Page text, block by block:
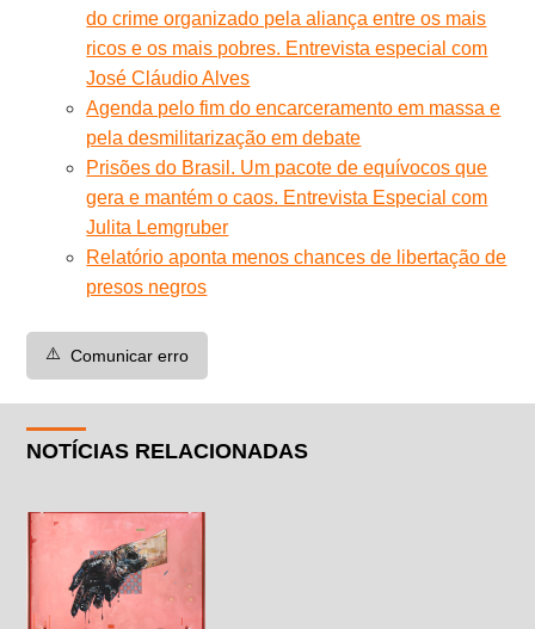
do crime organizado pela aliança entre os mais
ricos e os mais pobres. Entrevista especial com
José Cláudio Alves
Agenda pelo fim do encarceramento em massa e
pela desmilitarização em debate
Prisões do Brasil. Um pacote de equívocos que
gera e mantém o caos. Entrevista Especial com
Julita Lemgruber
Relatório aponta menos chances de libertação de
presos negros
⚠️ Comunicar erro
NOTÍCIAS RELACIONADAS